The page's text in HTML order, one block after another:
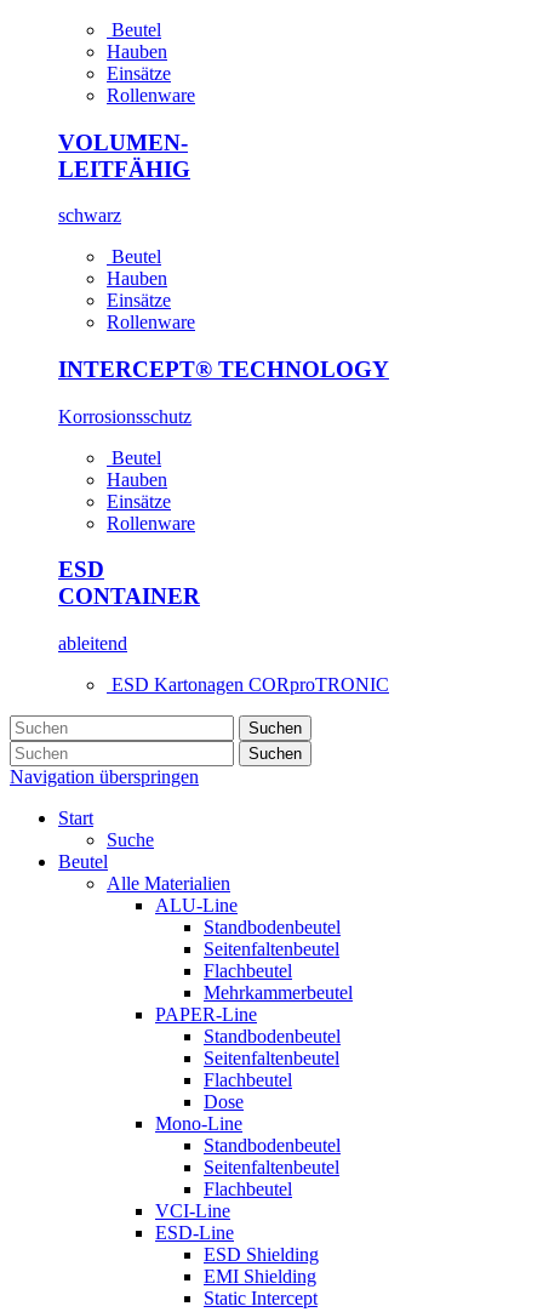
Beutel
Hauben
Einsätze
Rollenware
VOLUMEN-
LEIT­FÄHIG
schwarz
Beutel
Hauben
Einsätze
Rollenware
INTERCEPT® TECHNOLOGY
Korrosions­schutz
Beutel
Hauben
Einsätze
Rollenware
ESD
CONTAINER
ableitend
ESD Kartonagen CORproTRONIC
Suchen
Suchen
Navigation überspringen
Start
Suche
Beutel
Alle Materialien
ALU-Line
Standbodenbeutel
Seitenfaltenbeutel
Flachbeutel
Mehrkammerbeutel
PAPER-Line
Standbodenbeutel
Seitenfaltenbeutel
Flachbeutel
Dose
Mono-Line
Standbodenbeutel
Seitenfaltenbeutel
Flachbeutel
VCI-Line
ESD-Line
ESD Shielding
EMI Shielding
Static Intercept